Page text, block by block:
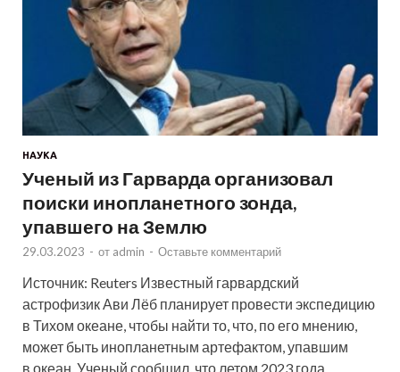
НАУКА
Ученый из Гарварда организовал
поиски инопланетного зонда,
упавшего на Землю
29.03.2023 - от admin - Оставьте комментарий
Источник: Reuters Известный гарвардский
астрофизик Ави Лёб планирует провести экспедицию
в Тихом океане, чтобы найти то, что, по его мнению,
может быть инопланетным артефактом, упавшим
в океан. Ученый сообщил, что летом 2023 года